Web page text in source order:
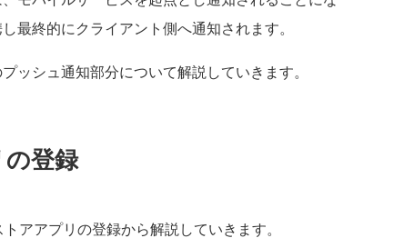
最終的にクライアント側へ通知されます。
ッシュ通知部分について解説していきます。
登録
アアプリの登録から解説していきます。